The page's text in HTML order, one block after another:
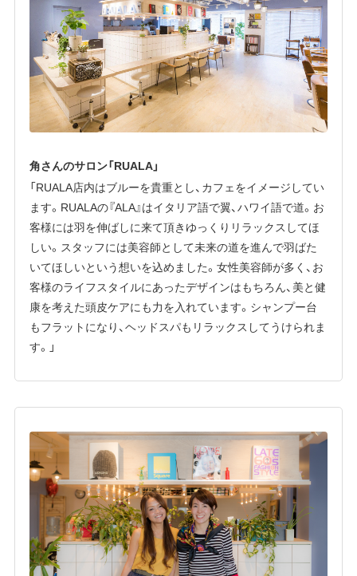
角さんのサロン「RUALA」
「RUALA店内はブルーを貴重とし、カフェをイメージしてい
ます。RUALAの『ALA』はイタリア語で翼、ハワイ語で道。お
客様には羽を伸ばしに来て頂きゆっくりリラックスしてほ
しい。スタッフには美容師として未来の道を進んで羽ばた
いてほしいという想いを込めました。女性美容師が多く、お
客様のライフスタイルにあったデザインはもちろん、美と健
康を考えた頭皮ケアにも力を入れています。シャンプー台
もフラットになり、ヘッドスパもリラックスしてうけられま
す。」